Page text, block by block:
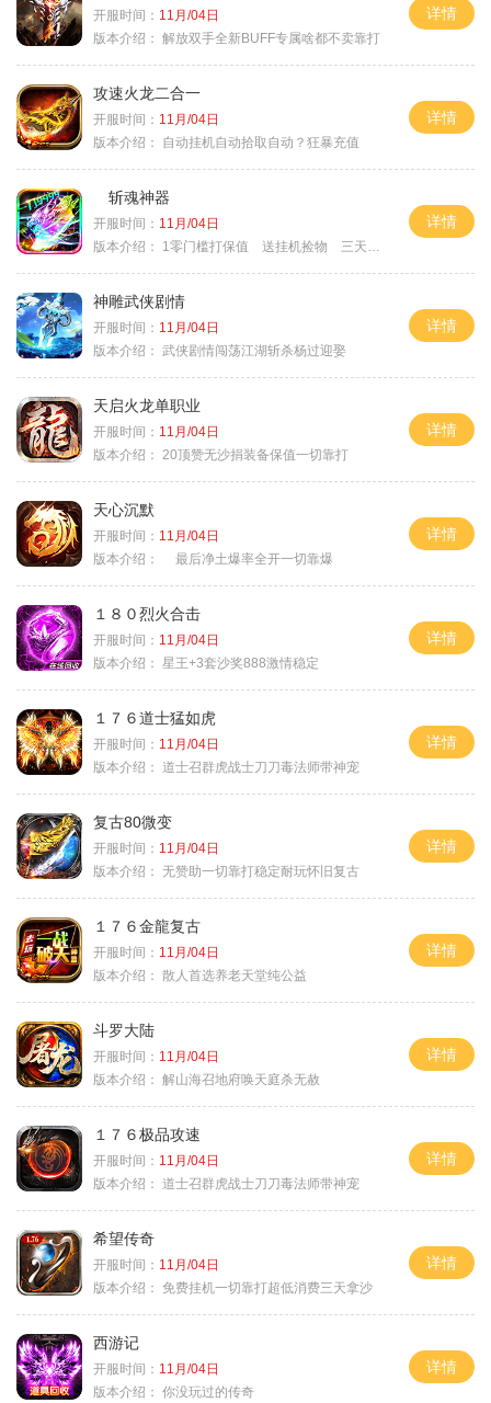
开服时间： 11月/04日
版本介绍： 解放双手全新BUFF专属啥都不卖靠打
详情
攻速火龙二合一
开服时间： 11月/04日
版本介绍：
自动挂机自动拾取自动？狂暴充值
详情
斩魂神器
开服时间： 11月/04日
版本介绍：
1零门槛打保值 送挂机捡物 三天合区
详情
神雕武侠剧情
开服时间： 11月/04日
版本介绍： 武侠剧情闯荡江湖斩杀杨过迎娶
详情
天启火龙单职业
开服时间： 11月/04日
版本介绍： 20顶赞无沙捐装备保值一切靠打
详情
天心沉默
开服时间： 11月/04日
版本介绍：
最后净土爆率全开一切靠爆
详情
１８０烈火合击
开服时间： 11月/04日
版本介绍： 星王+3套沙奖888激情稳定
详情
１７６道士猛如虎
开服时间： 11月/04日
版本介绍： 道士召群虎战士刀刀毒法师带神宠
详情
复古80微变
开服时间： 11月/04日
版本介绍： 无赞助一切靠打稳定耐玩怀旧复古
详情
１７６金龍复古
开服时间： 11月/04日
版本介绍： 散人首选养老天堂纯公益
详情
斗罗大陆
开服时间： 11月/04日
版本介绍： 解山海召地府唤天庭杀无赦
详情
１７６极品攻速
开服时间： 11月/04日
版本介绍： 道士召群虎战士刀刀毒法师带神宠
详情
希望传奇
开服时间： 11月/04日
版本介绍： 免费挂机一切靠打超低消费三天拿沙
详情
西游记
开服时间： 11月/04日
版本介绍： 你没玩过的传奇
详情